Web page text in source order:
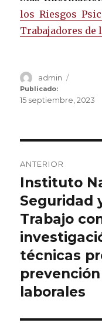
los Riesgos
Trabajadores de
Autor
admin
Publicado:
15 septiembre, 2023
de
entradas
ANTERIOR
Entrada
anterior:
Instituto
Seguridad
Trabajo
técnicas
laborales